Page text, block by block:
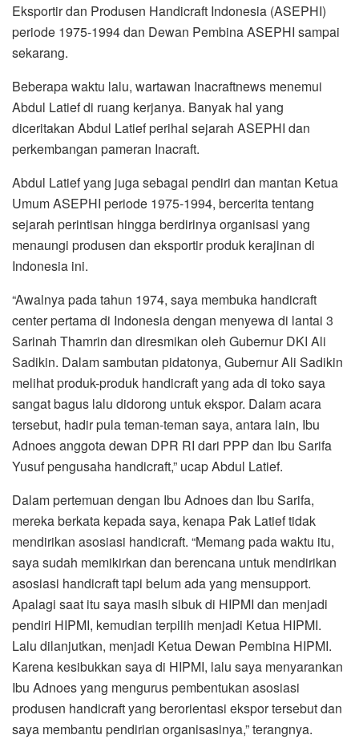
Eksportir dan Produsen Handicraft Indonesia (ASEPHI)
periode 1975-1994 dan Dewan Pembina ASEPHI sampai
sekarang.
Beberapa waktu lalu, wartawan Inacraftnews menemui
Abdul Latief di ruang kerjanya. Banyak hal yang
diceritakan Abdul Latief perihal sejarah ASEPHI dan
perkembangan pameran Inacraft.
Abdul Latief yang juga sebagai pendiri dan mantan Ketua
Umum ASEPHI periode 1975-1994, bercerita tentang
sejarah perintisan hingga berdirinya organisasi yang
menaungi produsen dan eksportir produk kerajinan di
Indonesia ini.
“Awalnya pada tahun 1974, saya membuka handicraft
center pertama di Indonesia dengan menyewa di lantai 3
Sarinah Thamrin dan diresmikan oleh Gubernur DKI Ali
Sadikin. Dalam sambutan pidatonya, Gubernur Ali Sadikin
melihat produk-produk handicraft yang ada di toko saya
sangat bagus lalu didorong untuk ekspor. Dalam acara
tersebut, hadir pula teman-teman saya, antara lain, Ibu
Adnoes anggota dewan DPR RI dari PPP dan Ibu Sarifa
Yusuf pengusaha handicraft,” ucap Abdul Latief.
Dalam pertemuan dengan Ibu Adnoes dan Ibu Sarifa,
mereka berkata kepada saya, kenapa Pak Latief tidak
mendirikan asosiasi handicraft. “Memang pada waktu itu,
saya sudah memikirkan dan berencana untuk mendirikan
asosiasi handicraft tapi belum ada yang mensupport.
Apalagi saat itu saya masih sibuk di HIPMI dan menjadi
pendiri HIPMI, kemudian terpilih menjadi Ketua HIPMI.
Lalu dilanjutkan, menjadi Ketua Dewan Pembina HIPMI.
Karena kesibukkan saya di HIPMI, lalu saya menyarankan
Ibu Adnoes yang mengurus pembentukan asosiasi
produsen handicraft yang berorientasi ekspor tersebut dan
saya membantu pendirian organisasinya,” terangnya.